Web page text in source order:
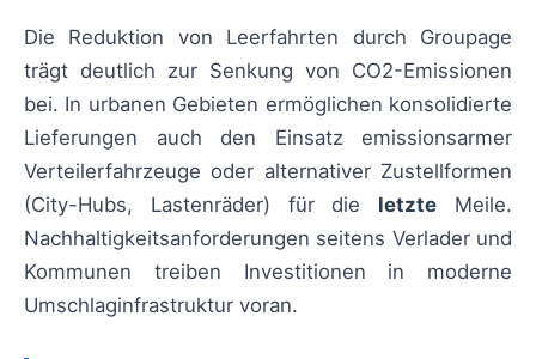
Die Reduktion von Leerfahrten durch Groupage
trägt deutlich zur Senkung von CO2-Emissionen
bei. In urbanen Gebieten ermöglichen konsolidierte
Lieferungen auch den Einsatz emissionsarmer
Verteilerfahrzeuge oder alternativer Zustellformen
(City-Hubs, Lastenräder) für die letzte Meile.
Nachhaltigkeitsanforderungen seitens Verlader und
Kommunen treiben Investitionen in moderne
Umschlaginfrastruktur voran.